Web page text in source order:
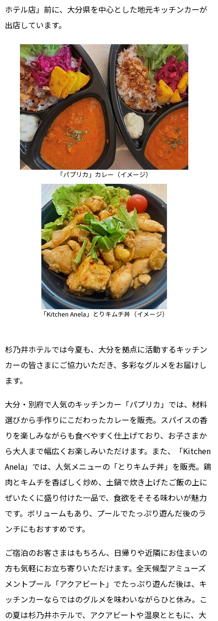
ホテル店」前に、大分県を中心とした地元キッチンカーが
出店しています。
「パプリカ」カレー（イメージ）
「Kitchen Anela」とりキムチ丼（イメージ）
杉乃井ホテルでは今夏も、大分を拠点に活動するキッチン
カーの皆さまにご協力いただき、多彩なグルメをお届けし
ます。
大分・別府で人気のキッチンカー「パプリカ」では、材料
選びから手作りにこだわったカレーを販売。スパイスの香
りを楽しみながらも食べやすく仕上げており、お子さまか
ら大人まで幅広くお楽しみいただけます。また、「Kitchen
Anela」では、人気メニューの「とりキムチ丼」を販売。鶏
肉とキムチを香ばしく炒め、土鍋で炊き上げたご飯の上に
ぜいたくに盛り付けた一品で、食欲をそそる味わいが魅力
です。ボリュームもあり、プールでたっぷり遊んだ後のラ
ンチにもおすすめです。
ご宿泊のお客さまはもちろん、日帰りや近隣にお住まいの
方も気軽にお立ち寄りいただけます。全天候型アミューズ
メントプール「アクアビート」でたっぷり遊んだ後は、キ
ッチンカーならではのグルメを味わいながらひと休み。こ
の夏は杉乃井ホテルで、アクアビートや温泉とともに、大